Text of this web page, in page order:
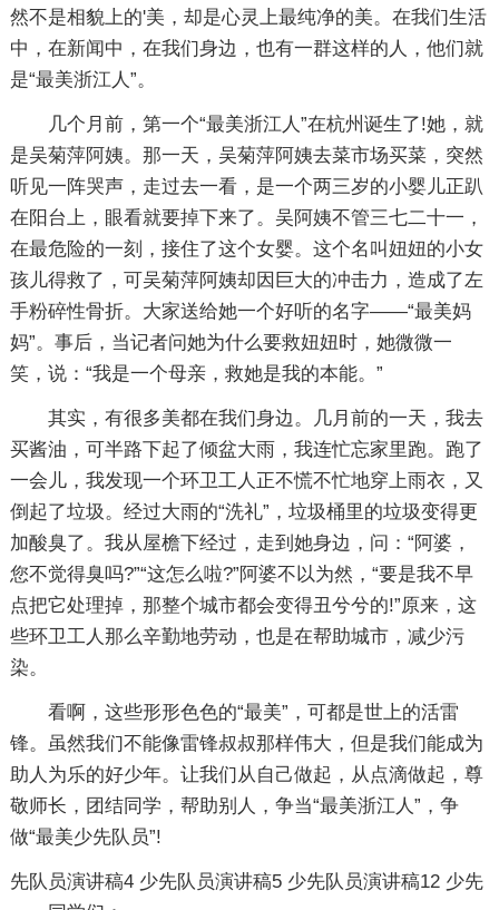
然不是相貌上的'美，却是心灵上最纯净的美。在我们生活
中，在新闻中，在我们身边，也有一群这样的人，他们就
是“最美浙江人”。
几个月前，第一个“最美浙江人”在杭州诞生了!她，就
是吴菊萍阿姨。那一天，吴菊萍阿姨去菜市场买菜，突然
听见一阵哭声，走过去一看，是一个两三岁的小婴儿正趴
在阳台上，眼看就要掉下来了。吴阿姨不管三七二十一，
在最危险的一刻，接住了这个女婴。这个名叫妞妞的小女
孩儿得救了，可吴菊萍阿姨却因巨大的冲击力，造成了左
手粉碎性骨折。大家送给她一个好听的名字——“最美妈
妈”。事后，当记者问她为什么要救妞妞时，她微微一
笑，说：“我是一个母亲，救她是我的本能。”
其实，有很多美都在我们身边。几月前的一天，我去
买酱油，可半路下起了倾盆大雨，我连忙忘家里跑。跑了
一会儿，我发现一个环卫工人正不慌不忙地穿上雨衣，又
倒起了垃圾。经过大雨的“洗礼”，垃圾桶里的垃圾变得更
加酸臭了。我从屋檐下经过，走到她身边，问：“阿婆，
您不觉得臭吗?”“这怎么啦?”阿婆不以为然，“要是我不早
点把它处理掉，那整个城市都会变得丑兮兮的!”原来，这
些环卫工人那么辛勤地劳动，也是在帮助城市，减少污
染。
看啊，这些形形色色的“最美”，可都是世上的活雷
锋。虽然我们不能像雷锋叔叔那样伟大，但是我们能成为
助人为乐的好少年。让我们从自己做起，从点滴做起，尊
敬师长，团结同学，帮助别人，争当“最美浙江人”，争
做“最美少先队员”!
先队员演讲稿4 少先队员演讲稿5 少先队员演讲稿12 少先